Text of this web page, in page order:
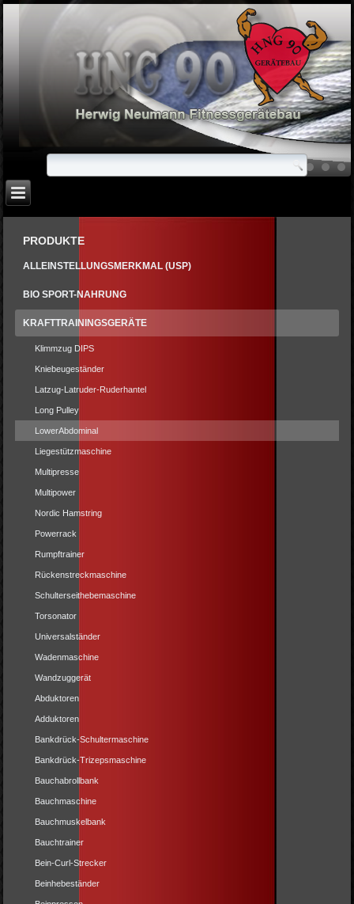
PRODUKTE
ALLEINSTELLUNGSMERKMAL (USP)
BIO SPORT-NAHRUNG
KRAFTTRAININGSGERÄTE
Klimmzug DIPS
Kniebeugeständer
Latzug-Latruder-Ruderhantel
Long Pulley
LowerAbdominal
Liegestützmaschine
Multipresse
Multipower
Nordic Hamstring
Powerrack
Rumpftrainer
Rückenstreckmaschine
Schulterseithebemaschine
Torsonator
Universalständer
Wadenmaschine
Wandzuggerät
Abduktoren
Adduktoren
Bankdrück-Schultermaschine
Bankdrück-Trizepsmaschine
Bauchabrollbank
Bauchmaschine
Bauchmuskelbank
Bauchtrainer
Bein-Curl-Strecker
Beinhebeständer